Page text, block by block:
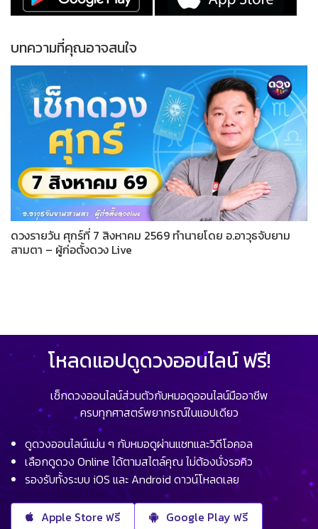
บทความที่คุณอาจสนใจ
ดวงรายวัน ศุกร์ที่ 7 สิงหาคม 2569 ทำนายโดย อ.อาวุธจับยาม
สามตา – ผู้ก่อตั้งดวง Live
โหลดแอปดูดวงออนไลน์ ฟรี!
เช็กดวงออนไลน์ส่วนตัวกับหมอดูออนไลน์มืออาชีพ
ครบทุกศาสตร์พยากรณ์ในแอปเดียว
ดูดวงออนไลน์แม่น ๆ กับหมอดูผ่านแชทและวิดีโอคอล
เลือกดูดวง Online ได้ตามสไตล์คุณ ไม่ต้องนั่งรอคิว
รองรับทั้งระบบ iOS และ Android ดาวน์โหลดเลย
Apple Store ฟรี Google Play ฟรี